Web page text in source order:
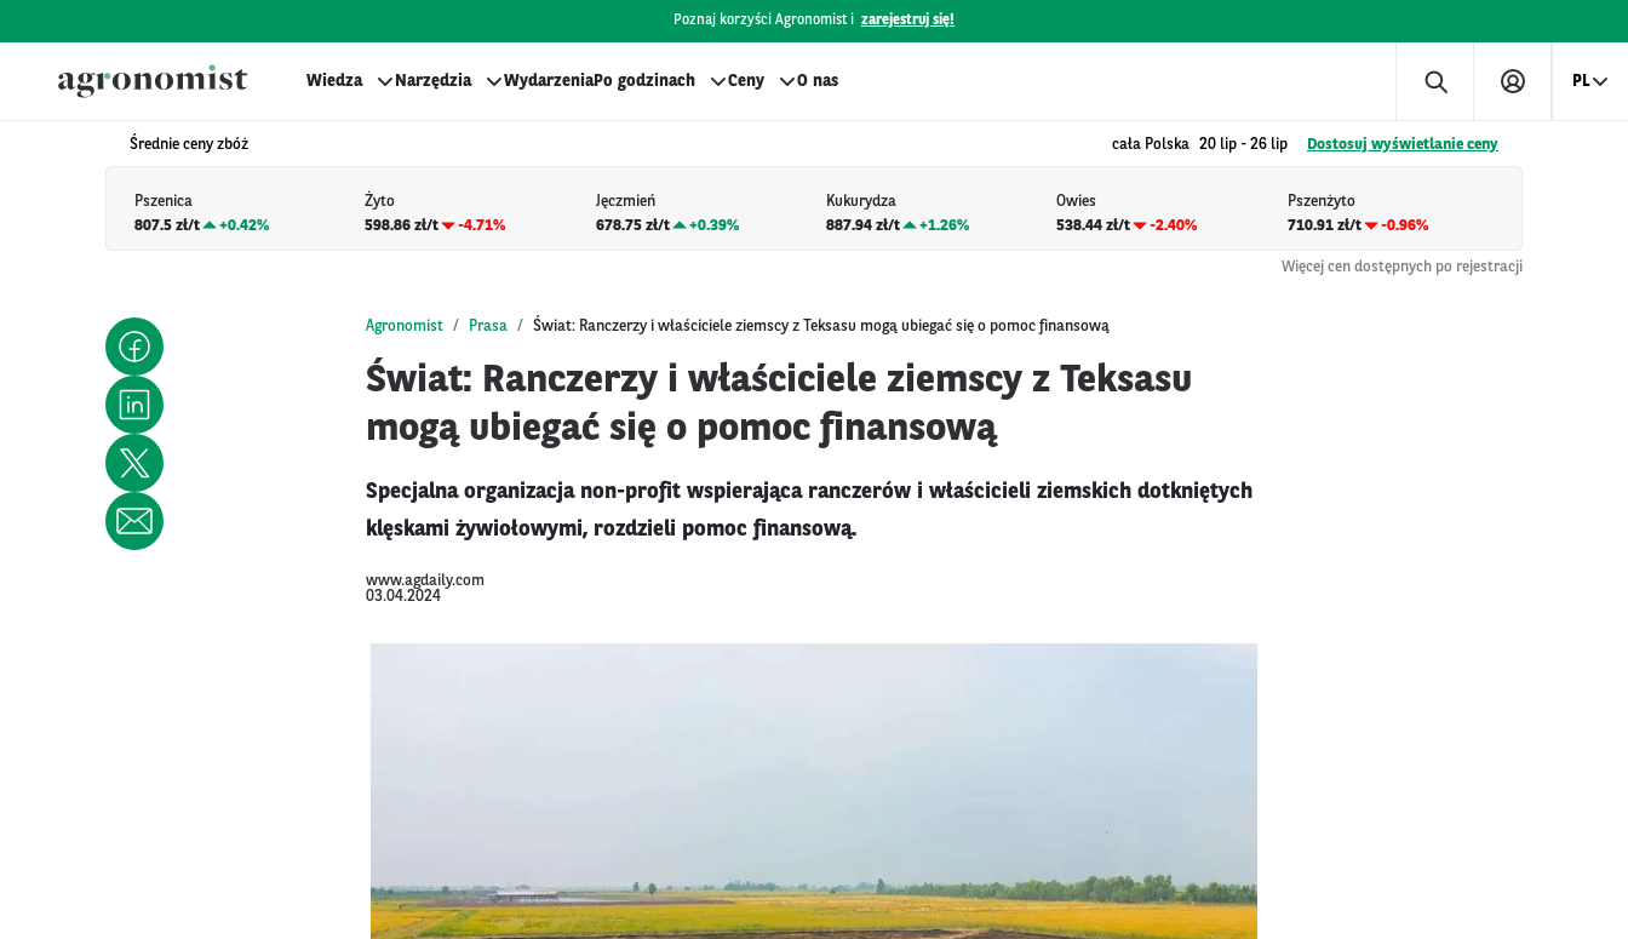
Poznaj korzyści Agronomist i zarejestruj się!
Wiedza Narzędzia WydarzeniaPo godzinach Ceny O nas PL
Średnie ceny zbóż cała Polska 20 lip - 26 lip Dostosuj wyświetlanie ceny
Pszenica
807.5 zł/t
+0.42%
Żyto
598.86 zł/t
-4.71%
Jęczmień
678.75 zł/t
+0.39%
Kukurydza
887.94 zł/t
+1.26%
Owies
538.44 zł/t
-2.40%
Pszenżyto
710.91 zł/t
-0.96%
Więcej cen dostępnych po rejestracji
Agronomist Prasa Świat: Ranczerzy i właściciele ziemscy z Teksasu mogą ubiegać się o pomoc finansową
Świat: Ranczerzy i właściciele ziemscy z Teksasu
mogą ubiegać się o pomoc finansową
Specjalna organizacja non-profit wspierająca ranczerów i właścicieli ziemskich dotkniętych
klęskami żywiołowymi, rozdzieli pomoc finansową.
www.agdaily.com
03.04.2024